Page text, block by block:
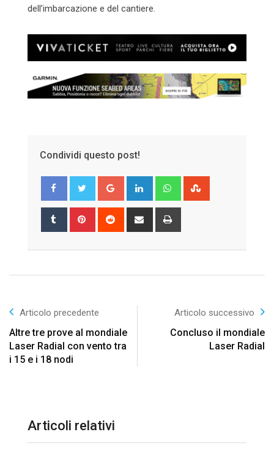
dell’imbarcazione e del cantiere.
Condividi questo post!
Google+ LinkedIn Whatsapp
Tumblr Pinterest Reddit
Share
Articolo precedente
Altre tre prove al mondiale
Laser Radial con vento tra
i 15 e i 18 nodi
Articolo successivo
Concluso il mondiale
Laser Radial
Articoli relativi